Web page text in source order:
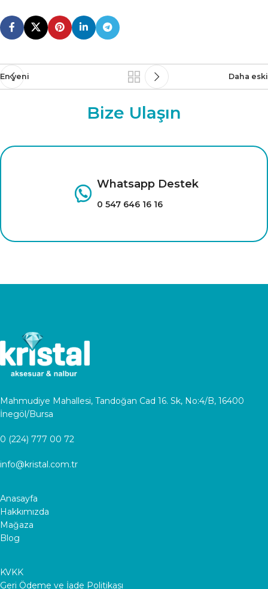
En yeni Daha eski
Bize Ulaşın
Whatsapp Destek
0 547 646 16 16
Mahmudiye Mahallesi, Tandoğan Cad 16. Sk, No:4/B, 16400
İnegöl/Bursa
0 (224) 777 00 72
info@kristal.com.tr
Anasayfa
Hakkımızda
Mağaza
Blog
KVKK
Geri Ödeme ve İade Politikası